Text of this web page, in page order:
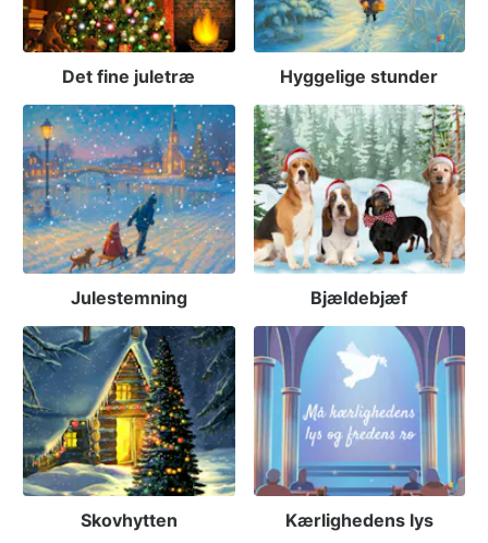
Det fine juletræ Hyggelige stunder
Julestemning Bjældebjæf
Skovhytten Kærlighedens lys